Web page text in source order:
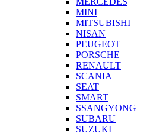
MINI
MITSUBISHI
NISAN
PEUGEOT
PORSCHE
RENAULT
SCANIA
SEAT
SMART
SSANGYONG
SUBARU
SUZUKI